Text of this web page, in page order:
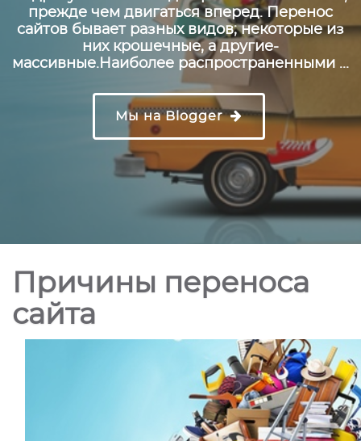
прежде чем двигаться вперед. Перенос
сайтов бывает разных видов; некоторые из
них крошечные, а другие-
массивные.Наиболее распространенными ...
Мы на Blogger
Причины переноса
сайта